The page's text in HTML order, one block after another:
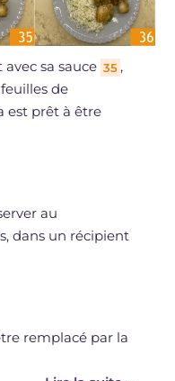
sa sauce 35 ,
de
est prêt à être
au
dans un récipient
remplacé par la